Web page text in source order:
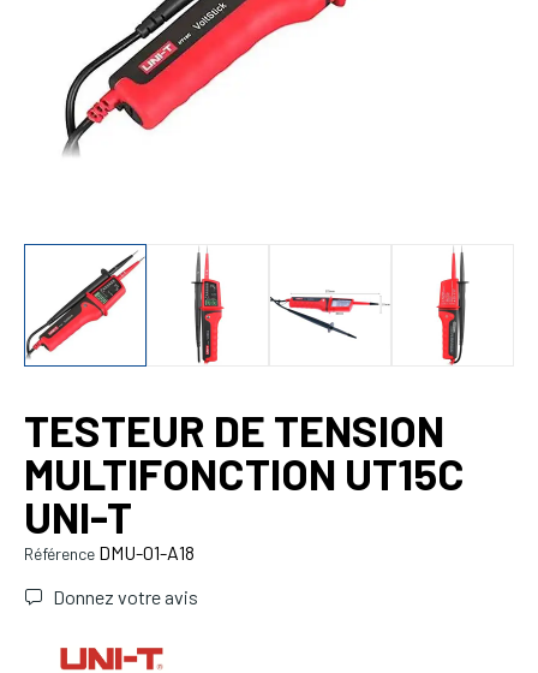
TESTEUR DE TENSION
MULTIFONCTION UT15C
UNI-T
Référence DMU-01-A18
Donnez votre avis